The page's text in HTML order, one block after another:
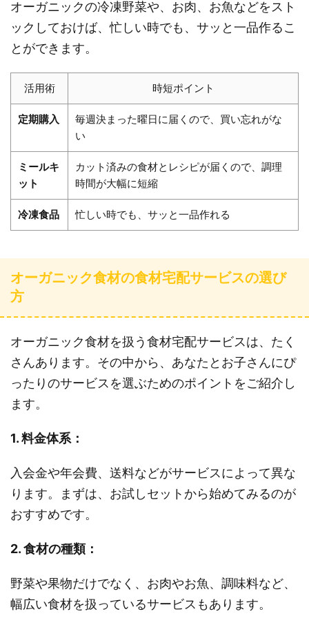
オーガニックの冷凍野菜や、お肉、お魚などをスト
ックしておけば、忙しい時でも、サッと一品作るこ
とができます。
活用術 時短ポイント
定期購入
毎週決まった曜日に届くので、買い忘れがな
い
ミールキ
ット
カット済みの食材とレシピが届くので、調理
時間が大幅に短縮
冷凍食品 忙しい時でも、サッと一品作れる
オーガニック食材の食材宅配サービスの選び
方
オーガニック食材を扱う食材宅配サービスは、たく
さんあります。その中から、あなたとお子さんにぴ
ったりのサービスを選ぶためのポイントをご紹介し
ます。
1. 料金体系：
入会金や年会費、送料などがサービスによって異な
ります。まずは、お試しセットから始めてみるのが
おすすめです。
2. 食材の種類：
野菜や果物だけでなく、お肉やお魚、調味料など、
幅広い食材を扱っているサービスもあります。